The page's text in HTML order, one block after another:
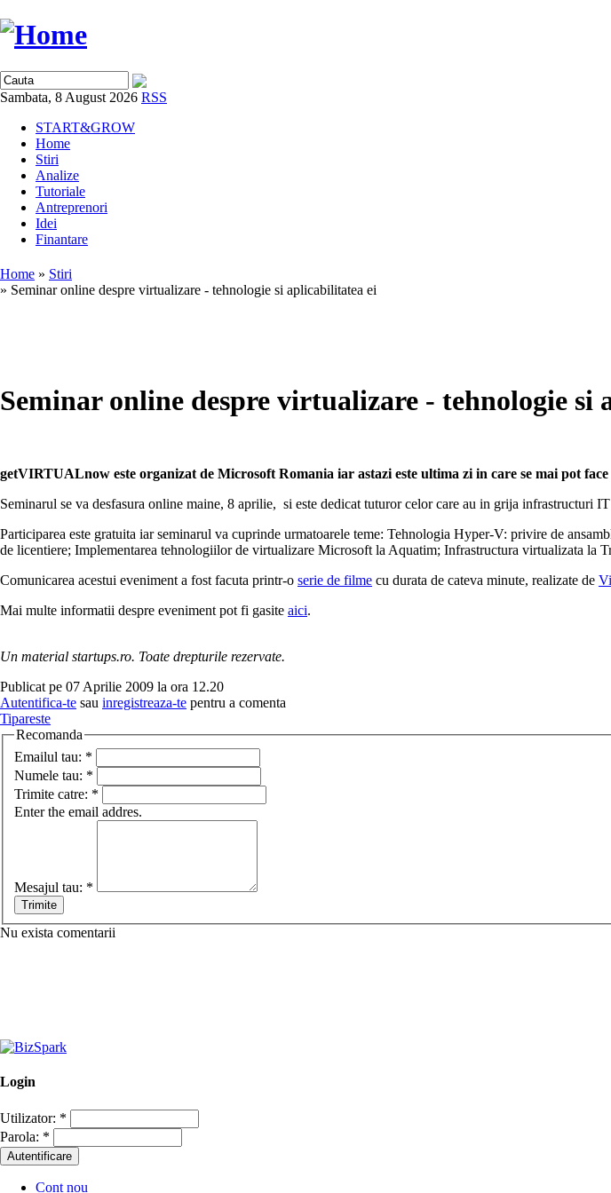
Sambata, 8 August 2026 RSS
START&GROW
Home
Stiri
Analize
Tutoriale
Antreprenori
Idei
Finantare
Home » Stiri
» Seminar online despre virtualizare - tehnologie si aplicabilitatea ei
Seminar online despre virtualizare - tehnologie si
getVIRTUALnow este organizat de Microsoft Romania iar astazi este ultima zi in care se mai pot
Seminarul se va desfasura online maine, 8 aprilie, si este dedicat tuturor celor care au in grija infrastructuri IT
Participarea este gratuita iar seminarul va cuprinde urmatoarele teme: Tehnologia Hyper-V: privire de
de licentiere; Implementarea tehnologiilor de virtualizare Microsoft la Aquatim; Infrastructura virtualizata la
Comunicarea acestui eveniment a fost facuta printr-o serie de filme cu durata de cateva minute, realizate de
Mai multe informatii despre eveniment pot fi gasite aici.
Un material startups.ro. Toate drepturile rezervate.
Publicat pe 07 Aprilie 2009 la ora 12.20
Autentifica-te sau inregistreaza-te pentru a comenta
Tipareste
Recomanda
Emailul tau: *
Numele tau: *
Trimite catre: *
Enter the email addres.
Mesajul tau: *
Nu exista comentarii
Login
Utilizator: *
Parola: *
Cont nou